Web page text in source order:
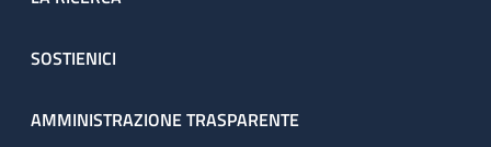
SOSTIENICI
AMMINISTRAZIONE TRASPARENTE